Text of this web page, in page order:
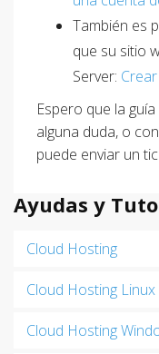
También es
que su sitio
Server:
Espero que la
alguna duda, o
puede enviar un
Ayudas y
Cloud Hosting
Cloud Hosting Linux
Cloud Hosting